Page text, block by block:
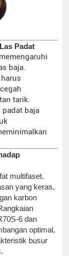
Padat
baja.
tarik.
padat baja
multifaset.
yang keras,
karbon
6 dan
optimal,
busur